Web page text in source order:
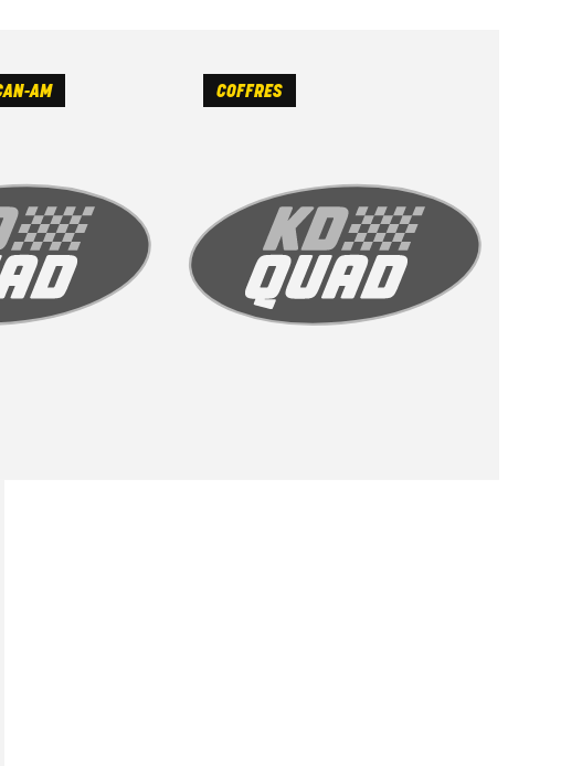
AM COFFRES